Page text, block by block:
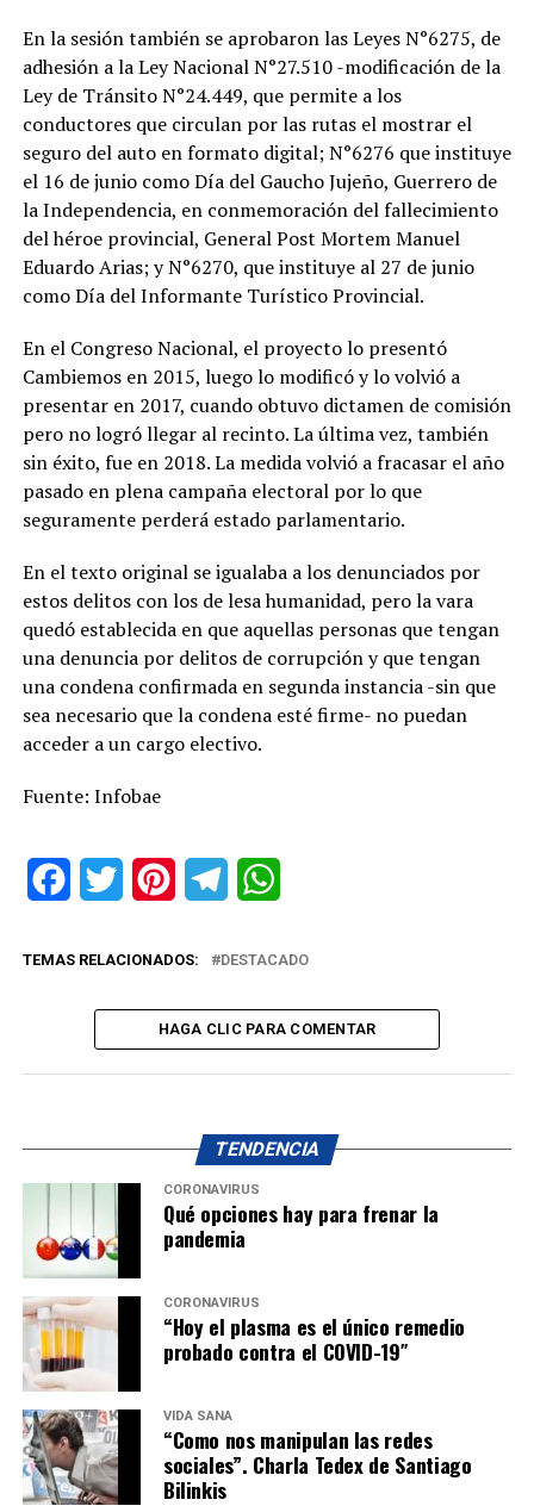
En la sesión también se aprobaron las Leyes N°6275, de
adhesión a la Ley Nacional N°27.510 -modificación de la
Ley de Tránsito N°24.449, que permite a los
conductores que circulan por las rutas el mostrar el
seguro del auto en formato digital; N°6276 que instituye
el 16 de junio como Día del Gaucho Jujeño, Guerrero de
la Independencia, en conmemoración del fallecimiento
del héroe provincial, General Post Mortem Manuel
Eduardo Arias; y N°6270, que instituye al 27 de junio
como Día del Informante Turístico Provincial.
En el Congreso Nacional, el proyecto lo presentó
Cambiemos en 2015, luego lo modificó y lo volvió a
presentar en 2017, cuando obtuvo dictamen de comisión
pero no logró llegar al recinto. La última vez, también
sin éxito, fue en 2018. La medida volvió a fracasar el año
pasado en plena campaña electoral por lo que
seguramente perderá estado parlamentario.
En el texto original se igualaba a los denunciados por
estos delitos con los de lesa humanidad, pero la vara
quedó establecida en que aquellas personas que tengan
una denuncia por delitos de corrupción y que tengan
una condena confirmada en segunda instancia -sin que
sea necesario que la condena esté firme- no puedan
acceder a un cargo electivo.
Fuente: Infobae
FacebookTwitter PinterestTelegram
TEMAS RELACIONADOS: DESTACADO
HAGA CLIC PARA COMENTAR
TENDENCIA
CORONAVIRUS
Qué opciones hay para frenar la
pandemia
CORONAVIRUS
“Hoy el plasma es el único remedio
probado contra el COVID-19″
VIDA SANA
“Como nos manipulan las redes
sociales”. Charla Tedex de Santiago
Bilinkis